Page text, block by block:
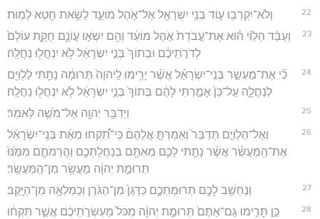
22 וְלֹא־יִקְרְב֥וּ ע֛וֹד בְּנֵ֥י יִשְׂרָאֵ֖ל אֶל־אֹ֣הֶל מוֹעֵ֑ד לָשֵׂ֥את חֵ֖טְא לָמֽוּת׃
23
וְעָבַ֨ד הַלֵּוִ֜י ה֗וּא אֶת־עֲבֹדַת֙ אֹ֣הֶל מוֹעֵ֔ד וְהֵ֖ם יִשְׂא֣וּ עֲוֺנָ֑ם חֻקַּ֤ת עוֹלָם֙
לְדֹרֹ֣תֵיכֶ֔ם וּבְתוֹךְ֙ בְּנֵ֣י יִשְׂרָאֵ֔ל לֹ֥א יִנְחֲל֖וּ נַחֲלָֽה׃
24
כִּ֞י אֶת־מַעְשַׂ֣ר בְּנֵֽי־יִשְׂרָאֵ֗ל אֲשֶׁ֨ר יָרִ֤ימוּ לַֽיהוָה֙ תְּרוּמָ֔ה נָתַ֥תִּי לַלְוִיִּ֖ם
לְנַחֲלָ֑ה עַל־כֵּן֙ אָמַ֣רְתִּי לָהֶ֔ם בְּתוֹךְ֙ בְּנֵ֣י יִשְׂרָאֵ֔ל לֹ֥א יִנְחֲל֖וּ נַחֲלָֽה׃
25 וַיְדַבֵּ֥ר יְהוָ֖ה אֶל־מֹשֶׁ֥ה לֵּאמֹֽר׃
26
וְאֶל־הַלְוִיִּ֣ם תְּדַבֵּר֮ וְאָמַרְתָּ֣ אֲלֵהֶם֒ כִּֽי־תִ֠קְחוּ מֵאֵ֨ת בְּנֵֽי־יִשְׂרָאֵ֜ל
אֶת־הַֽמַּעֲשֵׂ֗ר אֲשֶׁ֨ר נָתַ֧תִּי לָכֶ֛ם מֵאִתָּ֖ם בְּנַחֲלַתְכֶ֑ם וַהֲרֵמֹתֶ֤ם מִמֶּ֙נּוּ֙
תְּרוּמַ֣ת יְהוָ֔ה מַעֲשֵׂ֖ר מִן־הַֽמַּעֲשֵֽׂר׃
27 וְנֶחְשַׁ֥ב לָכֶ֖ם תְּרוּמַתְכֶ֑ם כַּדָּגָן֙ מִן־הַגֹּ֔רֶן וְכַֽמְלֵאָ֖ה מִן־הַיָּֽקֶב׃
28
כֵּ֣ן תָּרִ֤ימוּ גַם־אַתֶּם֙ תְּרוּמַ֣ת יְהוָ֔ה מִכֹּל֙ מַעְשְׂרֹ֣תֵיכֶ֔ם אֲשֶׁ֣ר תִּקְח֔וּ